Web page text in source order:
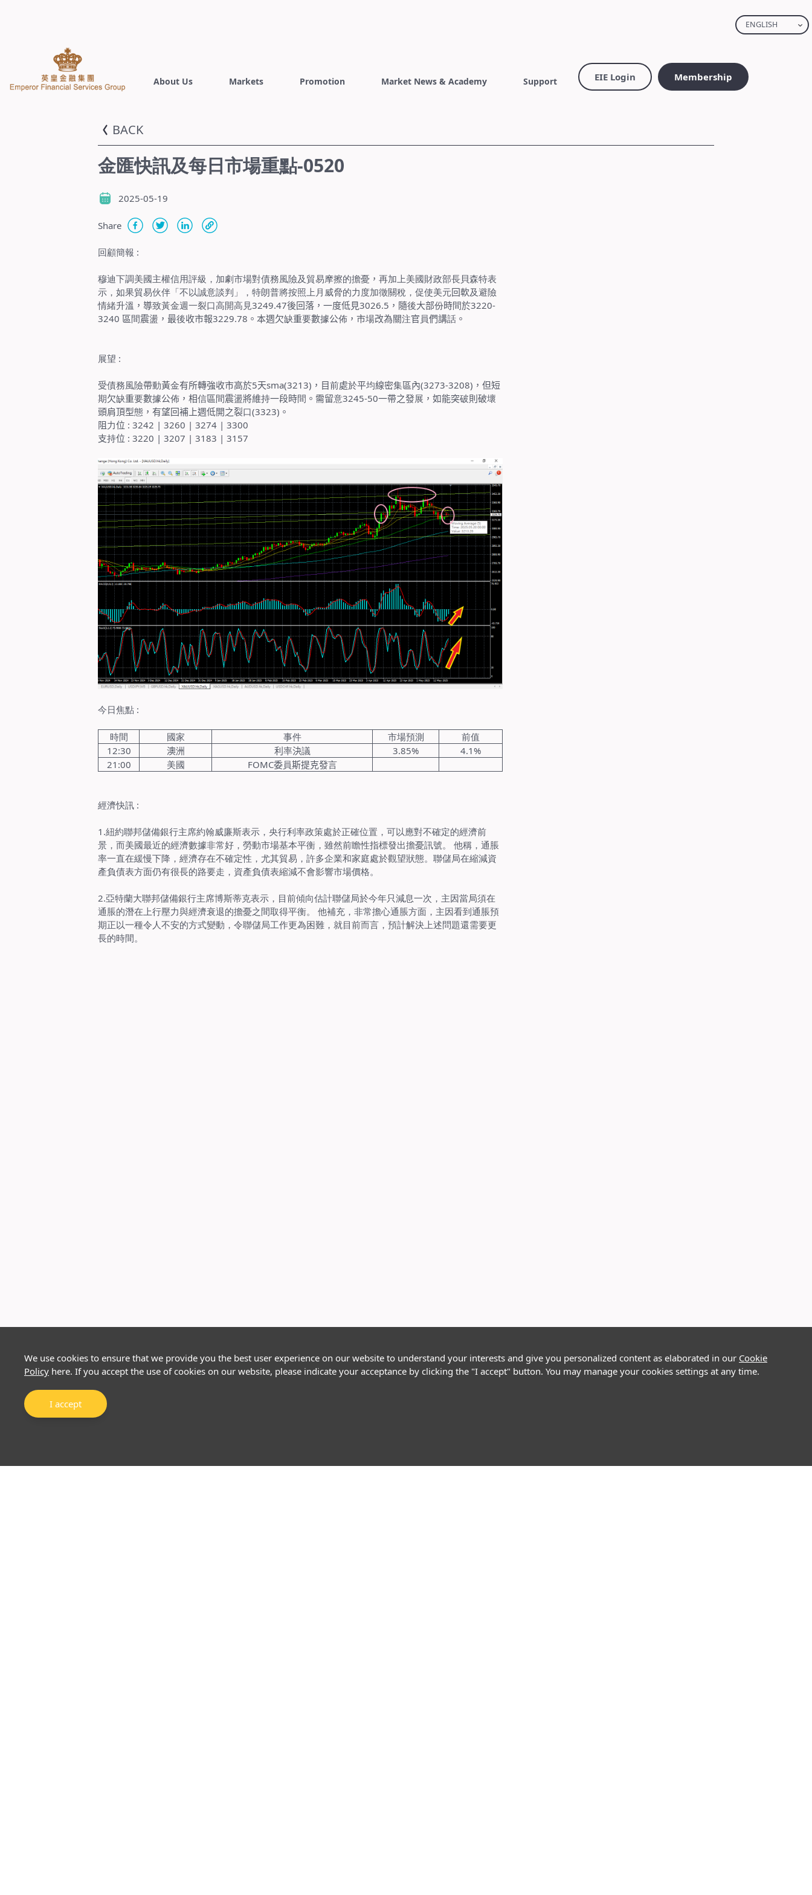
About Us Markets Promotion Market News & Academy Support EIE Login Membership
ENGLISH
BACK
金匯快訊及每日市場重點-0520
2025-05-19
Share
回顧簡報 :
穆迪下調美國主權信用評級，加劇市場對債務風險及貿易摩擦的擔憂 ， 再加上美國財政部長貝森特表
示，如果貿易伙伴「不以誠意談判」，特朗普將按照上月威脅的力度加徵關稅，促使美元回軟及避險
情緒升溫 ，導致黃金週一裂口高開高見3249.47後回落，一度低見3026.5 ，隨後大部份時間於3220-
3240 區間震盪 ，最後收市報3229.78 。本週欠缺重要數據公佈 ，市場改為關注官 員們講話 。
展望 :
受債務風險帶動黃金有所轉強收市高於5天sma(3213) ，目前處於平均線密集區內(3273-3208) ，但短
期欠缺重要數據公佈 ，相信區間震盪將維持一段時間 。需留意3245-50一帶之發展 ，如能突破則破壞
頭肩頂型態 ，有望回補上週低開之裂口(3323) 。
阻力位 : 3242 | 3260 | 3274 | 3300
支持位 : 3220 | 3207 | 3183 | 3157
今日焦點 :
時間 國家 事件 市場預測
前值
12:30
澳洲 利率決議 3.85%
4.1%
21:00
美國 FOMC委員斯提克發言
經濟快訊 :
1.紐約聯邦儲備銀行主席約翰威廉斯表示，央行利率政策處於正確位置，可以應對不確定的經濟前
景，而美國最近的經濟數據非常好，勞動市場基本平衡，雖然前瞻性指標發出擔憂訊號。 他稱，通脹
率一直在緩慢下降，經濟存在不確定性，尤其貿易，許多企業和家庭處於觀望狀態。聯儲局在縮減資
產負債表方面仍有很長的路要走，資產負債表縮減不會影響市場價格。
2.亞特蘭大聯邦儲備銀行主席博斯蒂克表示，目前傾向估計聯儲局於今年只減息一次，主因當局須在
通脹的潛在上行壓力與經濟衰退的擔憂之間取得平衡。 他補充，非常擔心通脹方面，主因看到通脹預
期正以一種令人不安的方式變動，令聯儲局工作更為困難，就目前而言，預計解決上述問題還需要更
長的時間。
We use cookies to ensure that we provide you the best user experience on our website to understand your interests and give you personalized content as elaborated in our Cookie
Policy here. If you accept the use of cookies on our website, please indicate your acceptance by clicking the "I accept" button. You may manage your cookies settings at any time.
I accept